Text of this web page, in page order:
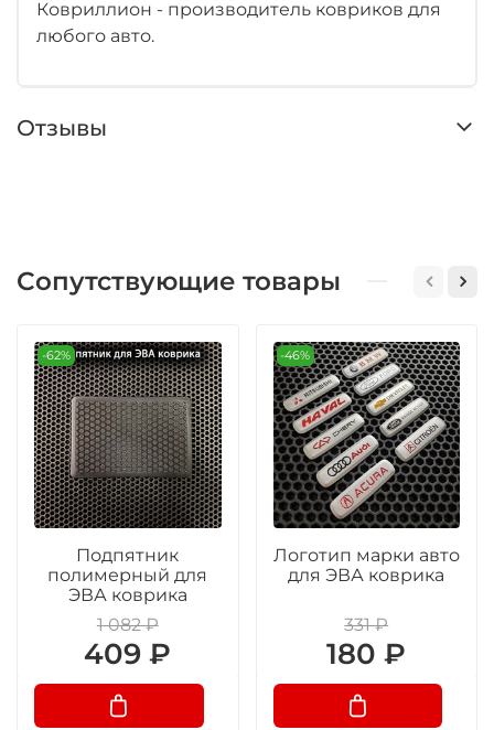
Ковриллион - производитель ковриков для
любого авто.
Отзывы
Сопутствующие товары
-62%
Подпятник
полимерный для
ЭВА коврика
1 082 ₽
409 ₽
-46%
Логотип марки авто
для ЭВА коврика
331 ₽
180 ₽